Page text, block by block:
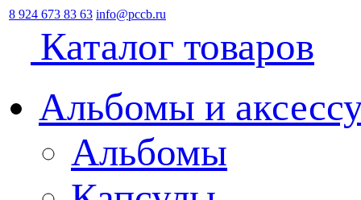
8 924 673 83 63 info@pccb.ru
Каталог товаров
Альбомы и
Альбомы